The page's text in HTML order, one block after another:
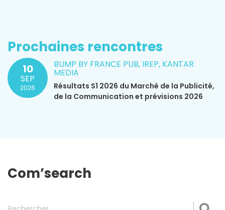
Prochaines rencontres
10
SEP
2026
BUMP BY FRANCE PUB, IREP, KANTAR
MEDIA
Résultats S1 2026 du Marché de la Publicité,
de la Communication et prévisions 2026
Com’search